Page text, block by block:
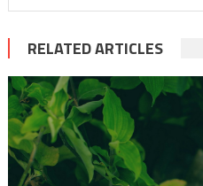
RELATED ARTICLES